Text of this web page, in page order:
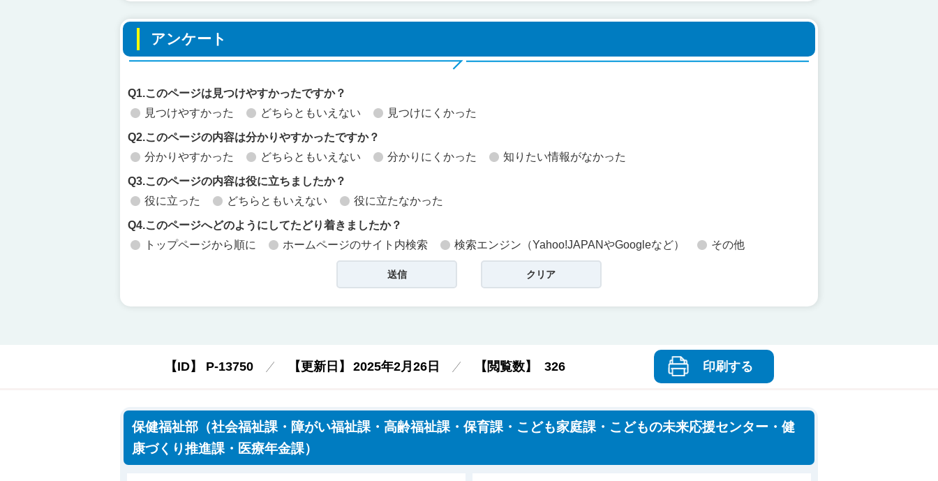
アンケート
Q1.このページは見つけやすかったですか？
見つけやすかった
どちらともいえない 見つけにくかった
Q2.このページの内容は分かりやすかったですか？
分かりやすかった
どちらともいえない 分かりにくかった 知りたい情報がなかった
Q3.このページの内容は役に立ちましたか？
役に立った
どちらともいえない 役に立たなかった
Q4.このページへどのようにしてたどり着きましたか？
トップページから順に
ホームページのサイト内検索 検索エンジン（Yahoo!JAPANやGoogleなど） その他
【ID】 P-13750 【更新日】 2025年2月26日 【閲覧数】 326 印刷する
保健福祉部（社会福祉課・障がい福祉課・高齢福祉課・保育課・こども家庭課・こどもの未来応援センター・健
康づくり推進課・医療年金課）